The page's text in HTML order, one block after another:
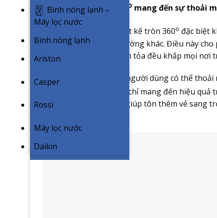
Bình nóng lạnh –
Máy lọc nước
Bình nóng lạnh
Ariston
Casper
Rossi
Máy lọc nước
Daikin
Luồng gió thổi tròn 360 o mang đến sự thoải
Cửa gió mặt nạ được thiết kế tròn 360o đặc biệt
các loại mặt nạ thông thường khác. Điều này
cho phép luồng gió sẽ lan tỏa đều khắp mọi nơi
Với thiết kế đặc biệt này người dùng có thể
trong căn phòng. Không chỉ mang đến hiệu
hữu giá trị thẩm mỹ cao giúp tôn thêm vẻ sang